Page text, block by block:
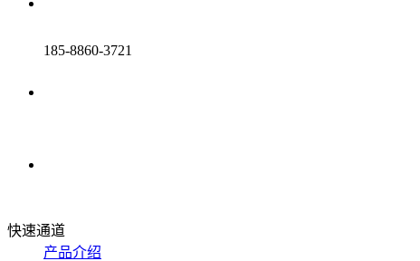
185-8860-3721
快速通道
产品介绍